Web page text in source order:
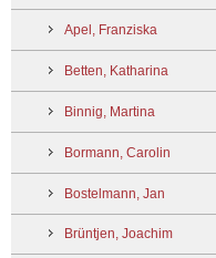
Apel, Franziska
Betten, Katharina
Binnig, Martina
Bormann, Carolin
Bostelmann, Jan
Brüntjen, Joachim